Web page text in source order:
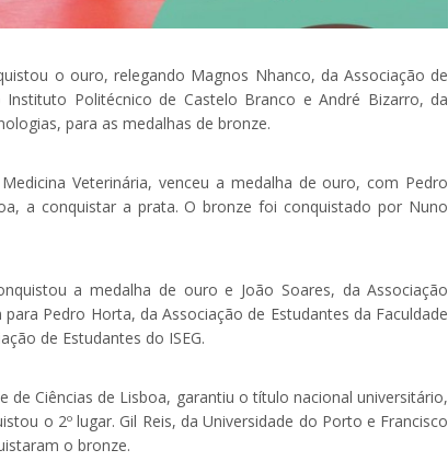
o ouro, relegando Magnos Nhanco, da Associação de
Politécnico de Castelo Branco e André Bizarro, da
para as medalhas de bronze.
Veterinária, venceu a medalha de ouro, com Pedro
a conquistar a prata. O bronze foi conquistado por Nuno
a medalha de ouro e João Soares, da Associação
Pedro Horta, da Associação de Estudantes da Faculdade
de Estudantes do ISEG.
de Ciências de Lisboa, garantiu o título nacional universitário,
o 2º lugar. Gil Reis, da Universidade do Porto e Francisco
o bronze.